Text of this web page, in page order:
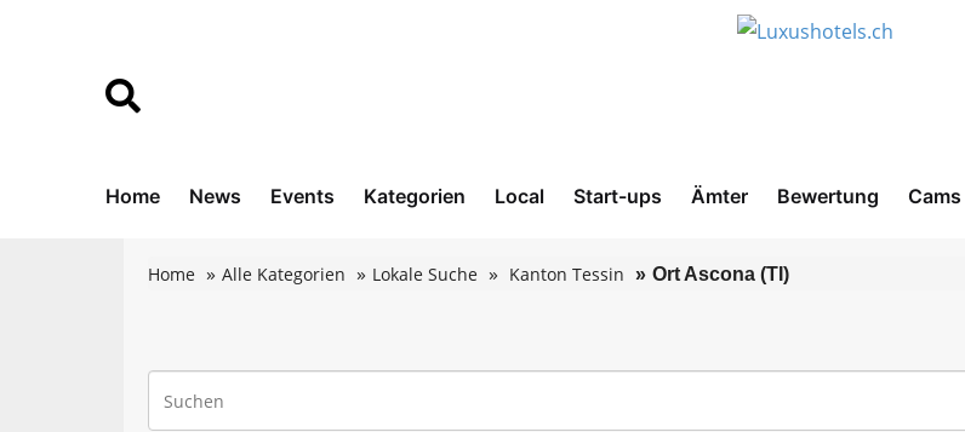
Home News Events Kategorien Local Start-ups Ämter Bewertung Cams
Home Alle Kategorien Lokale Suche Kanton Tessin Ort Ascona (TI)